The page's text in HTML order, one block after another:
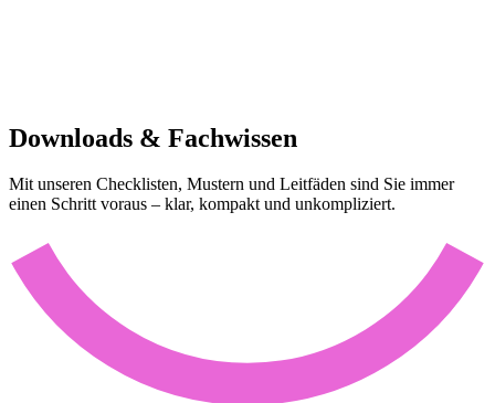
Downloads & Fachwissen
Mit unseren Checklisten, Mustern und Leitfäden sind Sie immer
einen Schritt voraus – klar, kompakt und unkompliziert.